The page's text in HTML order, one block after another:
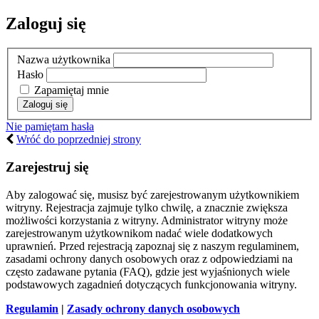
Zaloguj się
Nazwa użytkownika
Hasło
Zapamiętaj mnie
Nie pamiętam hasła
Wróć do poprzedniej strony
Zarejestruj się
Aby zalogować się, musisz być zarejestrowanym użytkownikiem
witryny. Rejestracja zajmuje tylko chwilę, a znacznie zwiększa
możliwości korzystania z witryny. Administrator witryny może
zarejestrowanym użytkownikom nadać wiele dodatkowych
uprawnień. Przed rejestracją zapoznaj się z naszym regulaminem,
zasadami ochrony danych osobowych oraz z odpowiedziami na
często zadawane pytania (FAQ), gdzie jest wyjaśnionych wiele
podstawowych zagadnień dotyczących funkcjonowania witryny.
Regulamin | Zasady ochrony danych osobowych